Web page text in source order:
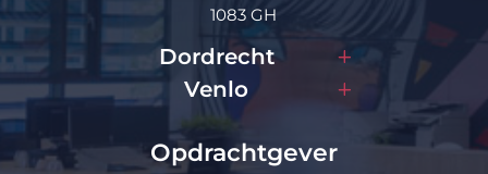
1083 GH
Dordrecht
Venlo
Opdrachtgever